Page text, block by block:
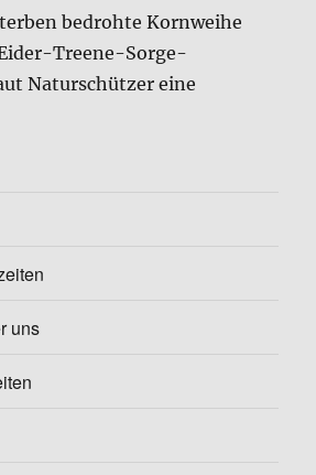
bedrohte Kornweihe
Treene-Sorge-
Naturschützer eine
uns